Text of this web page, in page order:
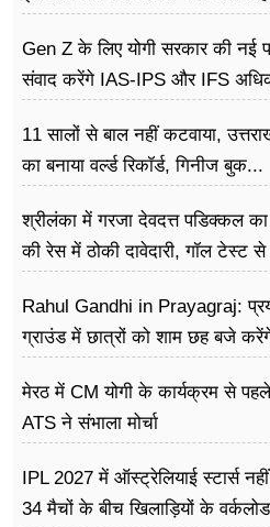
Gen Z के लिए योगी सरकार की नई
संवाद करेंगे IAS-IPS और IFS
11 सालों से बाल नहीं कटवाया,
का बनाया वर्ल्ड रिकॉर्ड, गिनीज बुक...
श्रीलंका में गरजा देवदत्त पडिक्कल
की रेस में ठोकी दावेदारी, गॉल टेस्ट से
Rahul Gandhi in Prayagraj:
ग्राउंड में छात्रों को शाम छह बजे
मेरठ में CM योगी के कार्यक्रम से
ATS ने संभाला मोर्चा
IPL 2027 में ऑस्ट्रेलियाई स्टार्स
34 मैचों के बीच खिलाड़ियों के